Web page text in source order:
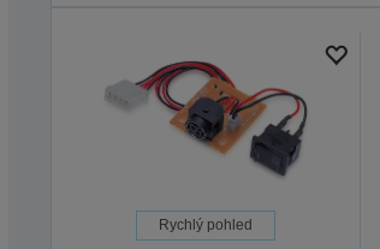
Rychlý pohled